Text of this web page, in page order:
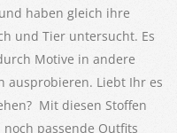
haben gleich ihre
und Tier untersucht. Es
Motive in andere
ausprobieren. Liebt Ihr es
Mit diesen Stoffen
passende Outfits